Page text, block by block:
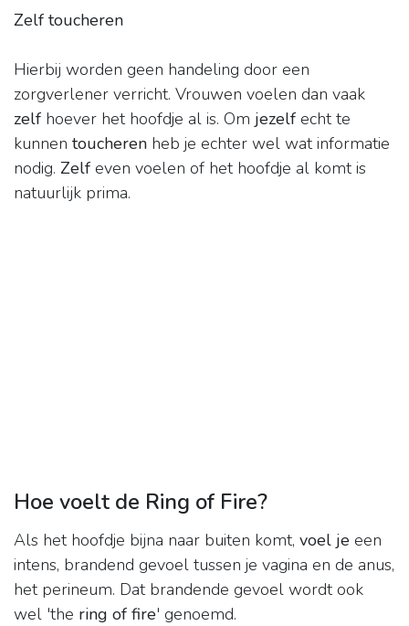
Zelf toucheren
Hierbij worden geen handeling door een
zorgverlener verricht. Vrouwen voelen dan vaak
zelf hoever het hoofdje al is. Om jezelf echt te
kunnen toucheren heb je echter wel wat informatie
nodig. Zelf even voelen of het hoofdje al komt is
natuurlijk prima.
Hoe voelt de Ring of Fire?
Als het hoofdje bijna naar buiten komt, voel je een
intens, brandend gevoel tussen je vagina en de anus,
het perineum. Dat brandende gevoel wordt ook
wel 'the ring of fire' genoemd.